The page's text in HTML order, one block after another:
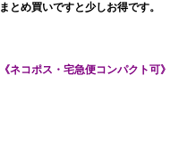
まとめ買いですと少しお得です。
《ネコポス・宅急便コンパクト可》